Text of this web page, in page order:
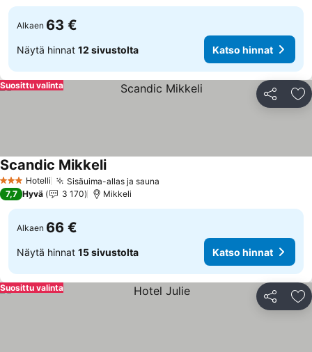
Alkaen 63 €
Näytä hinnat 12 sivustolta Katso hinnat
Jaa
Suosittu valinta
3 Tähtiluokitus
Hotelli Sisäuima-allas ja sauna
Scandic Mikkeli
7,7 Hyvä 3 170 Mikkeli
Alkaen 66 €
Näytä hinnat 15 sivustolta Katso hinnat
Jaa
Suosittu valinta